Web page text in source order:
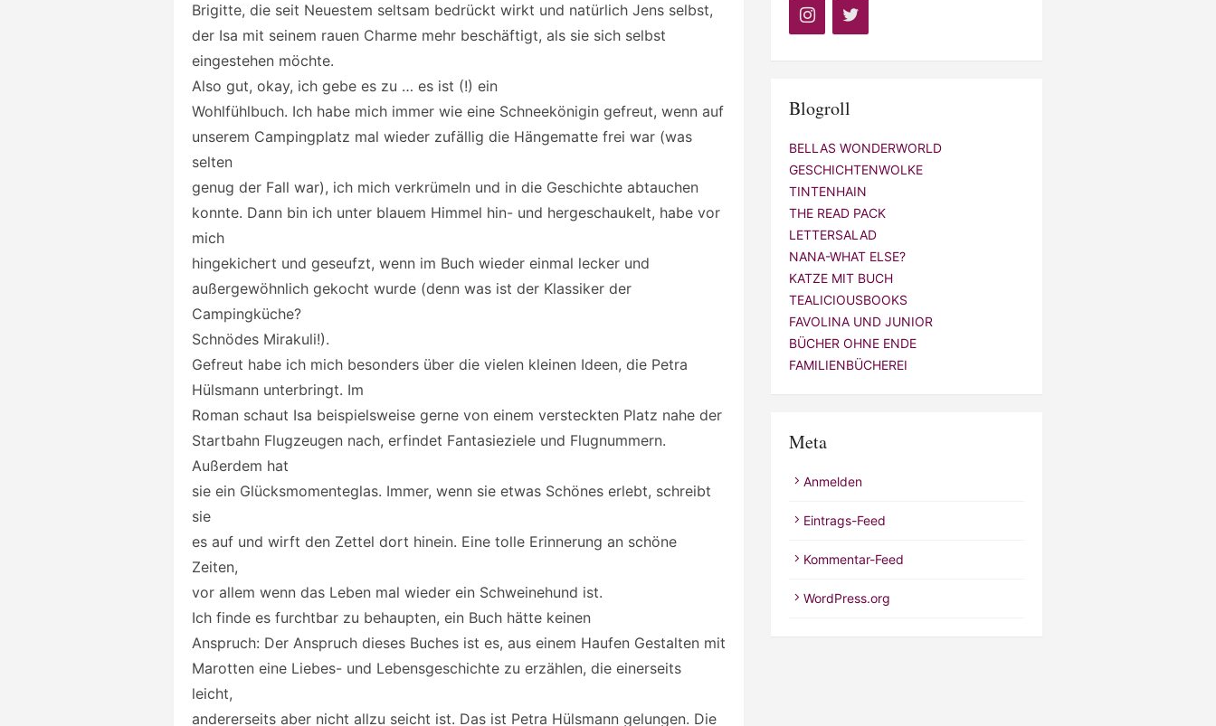
Brigitte, die seit Neuestem seltsam bedrückt wirkt und natürlich Jens selbst,
der Isa mit seinem rauen Charme mehr beschäftigt, als sie sich selbst
eingestehen möchte.
Also gut, okay, ich gebe es zu … es ist (!) ein
Wohlfühlbuch. Ich habe mich immer wie eine Schneekönigin gefreut, wenn auf
unserem Campingplatz mal wieder zufällig die Hängematte frei war (was
selten
genug der Fall war), ich mich verkrümeln und in die Geschichte abtauchen
konnte. Dann bin ich unter blauem Himmel hin- und hergeschaukelt, habe vor
mich
hingekichert und geseufzt, wenn im Buch wieder einmal lecker und
außergewöhnlich gekocht wurde (denn was ist der Klassiker der
Campingküche?
Schnödes Mirakuli!).
Gefreut habe ich mich besonders über die vielen kleinen Ideen, die Petra
Hülsmann unterbringt. Im
Roman schaut Isa beispielsweise gerne von einem versteckten Platz nahe der
Startbahn Flugzeugen nach, erfindet Fantasieziele und Flugnummern.
Außerdem hat
sie ein Glücksmomenteglas. Immer, wenn sie etwas Schönes erlebt, schreibt
sie
es auf und wirft den Zettel dort hinein. Eine tolle Erinnerung an schöne
Zeiten,
vor allem wenn das Leben mal wieder ein Schweinehund ist.
Ich finde es furchtbar zu behaupten, ein Buch hätte keinen
Anspruch: Der Anspruch dieses Buches ist es, aus einem Haufen Gestalten mit
Marotten eine Liebes- und Lebensgeschichte zu erzählen, die einerseits
leicht,
andererseits aber nicht allzu seicht ist. Das ist Petra Hülsmann gelungen. Die
Blogroll
BELLAS WONDERWORLD
GESCHICHTENWOLKE
TINTENHAIN
THE READ PACK
LETTERSALAD
NANA-WHAT ELSE?
KATZE MIT BUCH
TEALICIOUSBOOKS
FAVOLINA UND JUNIOR
BÜCHER OHNE ENDE
FAMILIENBÜCHEREI
Meta
Anmelden
Eintrags-Feed
Kommentar-Feed
WordPress.org